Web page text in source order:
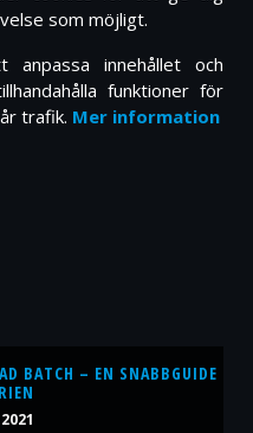
som möjligt.
innehållet och
funktioner för
trafik. Mer information
BATCH – EN SNABBGUIDE